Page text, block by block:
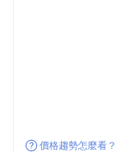
價格趨勢怎麼看？